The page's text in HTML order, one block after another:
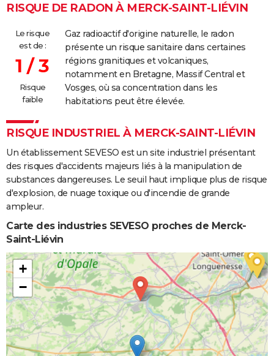
RISQUE DE RADON À MERCK-SAINT-LIÉVIN
Le risque
est de :
1 / 3
Risque
faible
Gaz radioactif d'origine naturelle, le radon
présente un risque sanitaire dans certaines
régions granitiques et volcaniques,
notamment en Bretagne, Massif Central et
Vosges, où sa concentration dans les
habitations peut être élevée.
RISQUE INDUSTRIEL À MERCK-SAINT-LIÉVIN
Un établissement SEVESO est un site industriel présentant
des risques d'accidents majeurs liés à la manipulation de
substances dangereuses. Le seuil haut implique plus de risque
d'explosion, de nuage toxique ou d'incendie de grande
ampleur.
Carte des industries SEVESO proches de Merck-
Saint-Liévin
+
−